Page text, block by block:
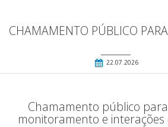
CHAMAMENTO PÚBLICO
22.07.2026
Chamamento público
monitoramento e interações